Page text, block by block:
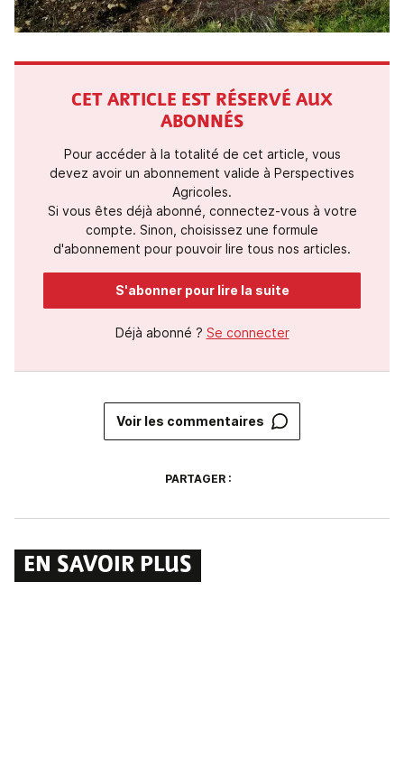
CET ARTICLE EST RÉSERVÉ AUX
ABONNÉS
Pour accéder à la totalité de cet article, vous
devez avoir un abonnement valide à Perspectives
Agricoles.
Si vous êtes déjà abonné, connectez-vous à votre
compte. Sinon, choisissez une formule
d'abonnement pour pouvoir lire tous nos articles.
S'abonner pour lire la suite
Déjà abonné ? Se connecter
Voir les commentaires
PARTAGER :
EN SAVOIR PLUS